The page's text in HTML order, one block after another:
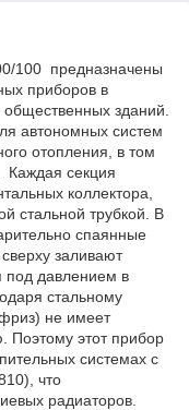
100 предназначены
приборов в
зданий.
автономных систем
отопления, в том
Каждая секция
коллектора,
стальной трубкой. В
спаянные
заливают
давлением в
стальному
не имеет
Поэтому этот прибор
системах с
что
радиаторов.